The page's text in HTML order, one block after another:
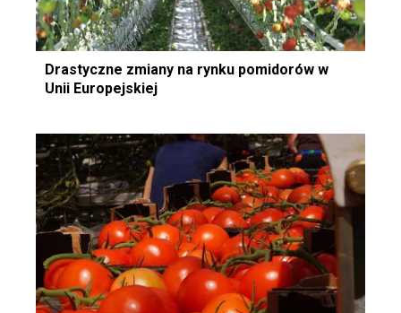
Drastyczne zmiany na rynku pomidorów w
Unii Europejskiej